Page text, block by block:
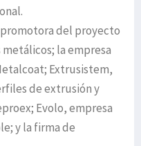
del proyecto
la empresa
Extrusistem,
de extrusión y
Evolo, empresa
y la firma de